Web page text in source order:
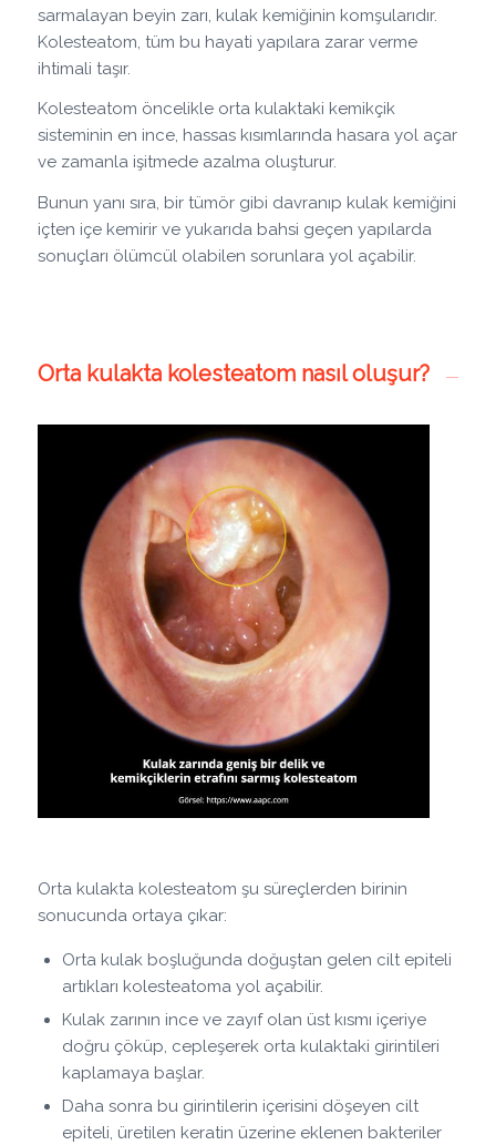
sarmalayan beyin zarı, kulak kemiğinin komşularıdır.
Kolesteatom, tüm bu hayati yapılara zarar verme
ihtimali taşır.
Kolesteatom öncelikle orta kulaktaki kemikçik
sisteminin en ince, hassas kısımlarında hasara yol açar
ve zamanla işitmede azalma oluşturur.
Bunun yanı sıra, bir tümör gibi davranıp kulak kemiğini
içten içe kemirir ve yukarıda bahsi geçen yapılarda
sonuçları ölümcül olabilen sorunlara yol açabilir.
Orta kulakta kolesteatom nasıl oluşur?
Orta kulakta kolesteatom şu süreçlerden birinin
sonucunda ortaya çıkar:
Orta kulak boşluğunda doğuştan gelen cilt epiteli
artıkları kolesteatoma yol açabilir.
Kulak zarının ince ve zayıf olan üst kısmı içeriye
doğru çöküp, cepleşerek orta kulaktaki girintileri
kaplamaya başlar.
Daha sonra bu girintilerin içerisini döşeyen cilt
epiteli, üretilen keratin üzerine eklenen bakteriler